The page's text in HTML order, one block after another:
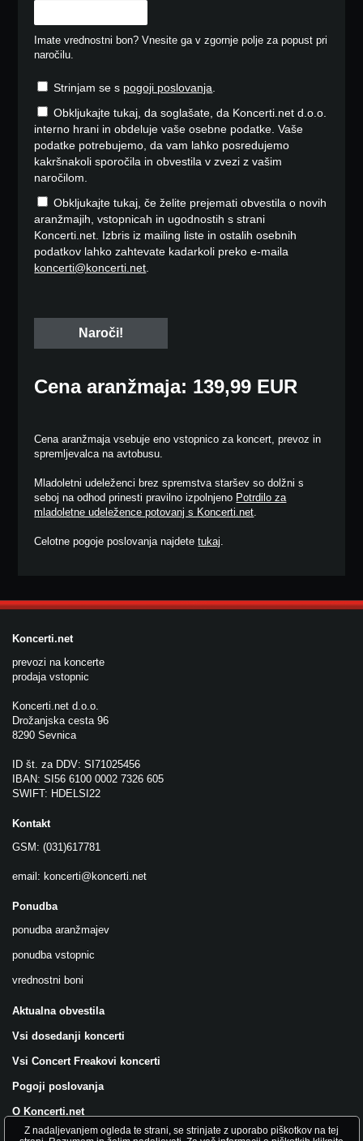
Imate vrednostni bon? Vnesite ga v zgornje polje za popust pri
naročilu.
Strinjam se s pogoji poslovanja.
Obkljukajte tukaj, da soglašate, da Koncerti.net d.o.o.
interno hrani in obdeluje vaše osebne podatke. Vaše
podatke potrebujemo, da vam lahko posredujemo
kakršnakoli sporočila in obvestila v zvezi z vašim
naročilom.
Obkljukajte tukaj, če želite prejemati obvestila o novih
aranžmajih, vstopnicah in ugodnostih s strani
Koncerti.net. Izbris iz mailing liste in ostalih osebnih
podatkov lahko zahtevate kadarkoli preko e-maila
koncerti@koncerti.net.
Cena aranžmaja: 139,99 EUR
Cena aranžmaja vsebuje eno vstopnico za koncert, prevoz in
spremljevalca na avtobusu.
Mladoletni udeleženci brez spremstva staršev so dolžni s
seboj na odhod prinesti pravilno izpolnjeno Potrdilo za
mladoletne udeležence potovanj s Koncerti.net.
Celotne pogoje poslovanja najdetetukaj.
Koncerti.net
prevozi na koncerte
prodaja vstopnic
Koncerti.net d.o.o.
Drožanjska cesta 96
8290 Sevnica
ID št. za DDV: SI71025456
IBAN: SI56 6100 0002 7326 605
SWIFT: HDELSI22
Kontakt
GSM: (031)617781
email: koncerti@koncerti.net
Ponudba
ponudba aranžmajev
ponudba vstopnic
vrednostni boni
Aktualna obvestila
Vsi dosedanji koncerti
Vsi Concert Freakovi koncerti
Pogoji poslovanja
O Koncerti.net
Z nadaljevanjem ogleda te strani, se strinjate z uporabo piškotkov na tej